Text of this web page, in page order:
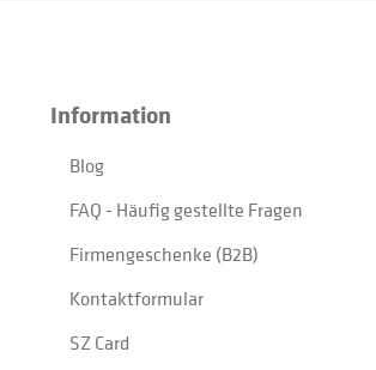
Information
Blog
FAQ - Häufig gestellte Fragen
Firmengeschenke (B2B)
Kontaktformular
SZ Card